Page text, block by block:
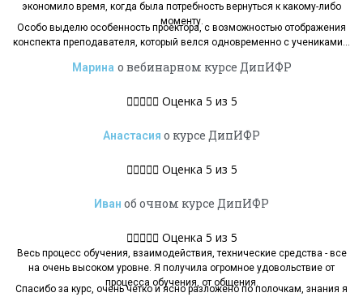
экономило время, когда была потребность вернуться к какому-либо
моменту.
Особо выделю особенность проектора, с возможностью отображения
конспекта преподавателя, который велся одновременно с учениками…
Марина о вебинарном курсе ДипИФР
 Оценка 5 из 5
Анастасия о курсе ДипИФР
 Оценка 5 из 5
Иван об очном курсе ДипИФР
 Оценка 5 из 5
Весь процесс обучения, взаимодействия, технические средства - все
на очень высоком уровне. Я получила огромное удовольствие от
процесса обучения, от общения.
Спасибо за курс, очень четко и ясно разложено по полочкам, знания я